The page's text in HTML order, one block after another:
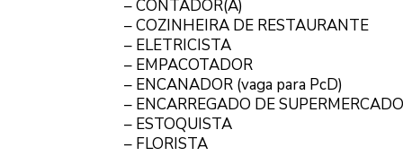
– CONTADOR(A)
– COZINHEIRA DE RESTAURANTE
– ELETRICISTA
– EMPACOTADOR
– ENCANADOR (vaga para PcD)
– ENCARREGADO DE SUPERMERCADO
– ESTOQUISTA
– FLORISTA